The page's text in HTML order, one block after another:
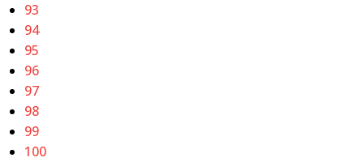
93
94
95
96
97
98
99
100